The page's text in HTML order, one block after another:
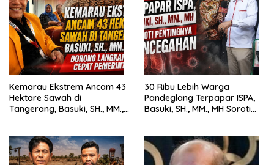
Kemarau Ekstrem Ancam 43
Hektare Sawah di
Tangerang, Basuki, SH., MM.,
30 Ribu Lebih Warga
Pandeglang Terpapar ISPA,
Basuki, SH., MM., MH Soroti